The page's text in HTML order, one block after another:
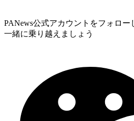
PANews公式アカウントをフォロ
一緒に乗り越えましょう